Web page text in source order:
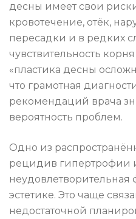
десны имеет свои
кровотечение, отёк,
пересадки и в редких
чувствительность
«пластика десны
что грамотная
рекомендаций врача
вероятность проблем.
Одно из
рецидив гипертрофии
эстетике. Это чаще
недостаточной